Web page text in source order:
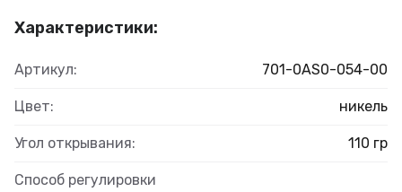
Характеристики:
Артикул: 701-0AS0-054-00
Цвет: никель
Угол открывания: 110 гр
Способ регулировки